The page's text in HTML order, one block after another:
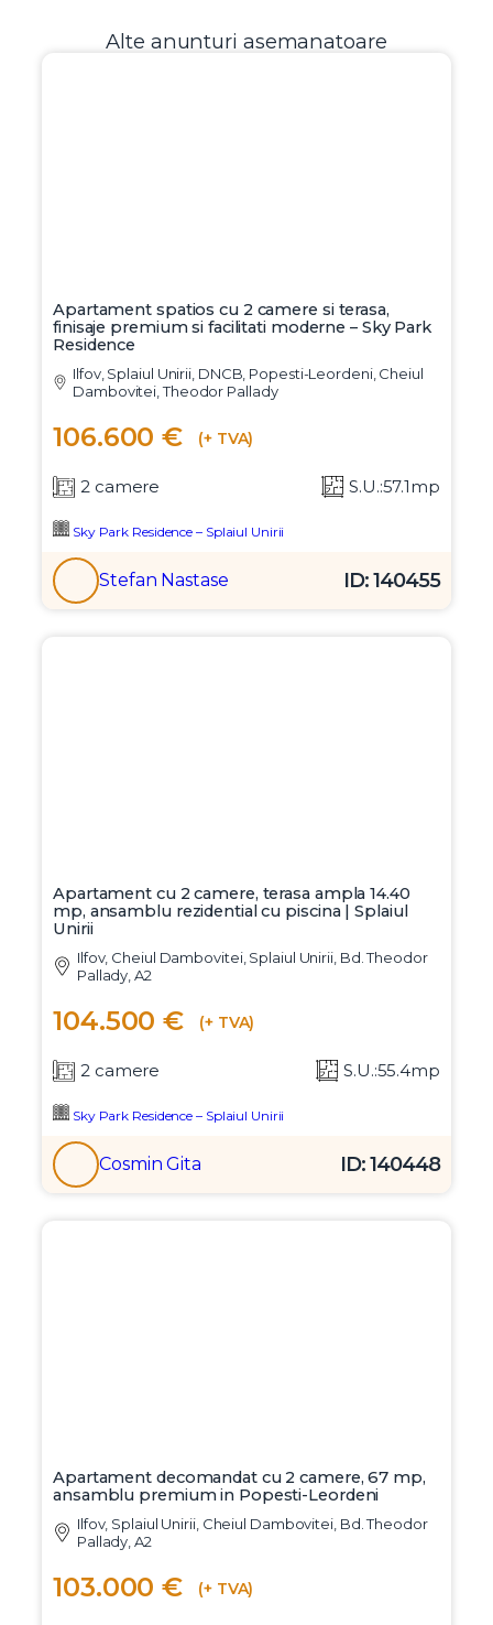
Alte anunturi asemanatoare
Apartament spatios cu 2 camere si terasa,
finisaje premium si facilitati moderne – Sky Park
Residence
Ilfov, Splaiul Unirii, DNCB, Popesti-Leordeni, Cheiul
Dambovitei, Theodor Pallady
106.600 € (+ TVA)
2 camere S.U.:57.1mp
Sky Park Residence – Splaiul Unirii
Stefan Nastase ID: 140455
Apartament cu 2 camere, terasa ampla 14.40
mp, ansamblu rezidential cu piscina | Splaiul
Unirii
Ilfov, Cheiul Dambovitei, Splaiul Unirii, Bd. Theodor
Pallady, A2
104.500 € (+ TVA)
2 camere S.U.:55.4mp
Sky Park Residence – Splaiul Unirii
Cosmin Gita ID: 140448
Apartament decomandat cu 2 camere, 67 mp,
ansamblu premium in Popesti-Leordeni
Ilfov, Splaiul Unirii, Cheiul Dambovitei, Bd. Theodor
Pallady, A2
103.000 € (+ TVA)